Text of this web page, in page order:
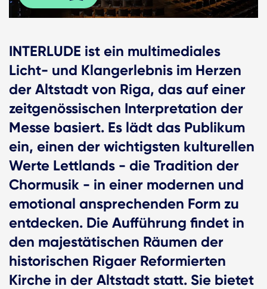
INTERLUDE ist ein multimediales
Licht- und Klangerlebnis im Herzen
der Altstadt von Riga, das auf einer
zeitgenössischen Interpretation der
Messe basiert. Es lädt das Publikum
ein, einen der wichtigsten kulturellen
Werte Lettlands - die Tradition der
Chormusik - in einer modernen und
emotional ansprechenden Form zu
entdecken. Die Aufführung findet in
den majestätischen Räumen der
historischen Rigaer Reformierten
Kirche in der Altstadt statt. Sie bietet